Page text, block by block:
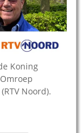
Koning
Noord).